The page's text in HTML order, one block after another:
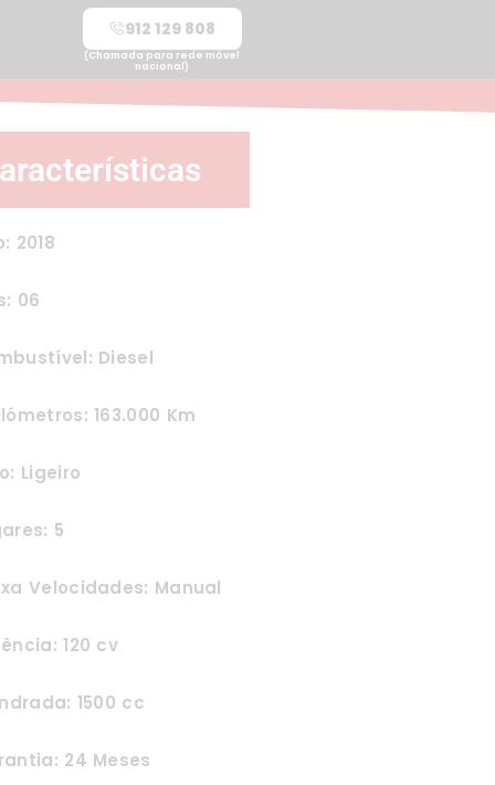
912 129 808
(Chamada para rede móvel
nacional)
2018
06
Diesel
163.000 Km
Ligeiro
5
Velocidades: Manual
120 cv
1500 cc
24 Meses